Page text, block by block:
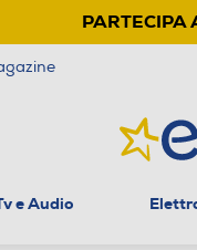
PARTECIPA
e Audio